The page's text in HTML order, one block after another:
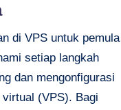
di VPS untuk pemula
setiap langkah
dan mengonfigurasi
(VPS). Bagi